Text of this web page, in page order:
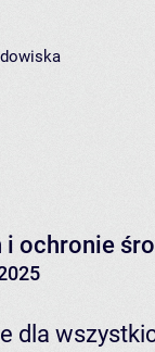
i ochronie
dla